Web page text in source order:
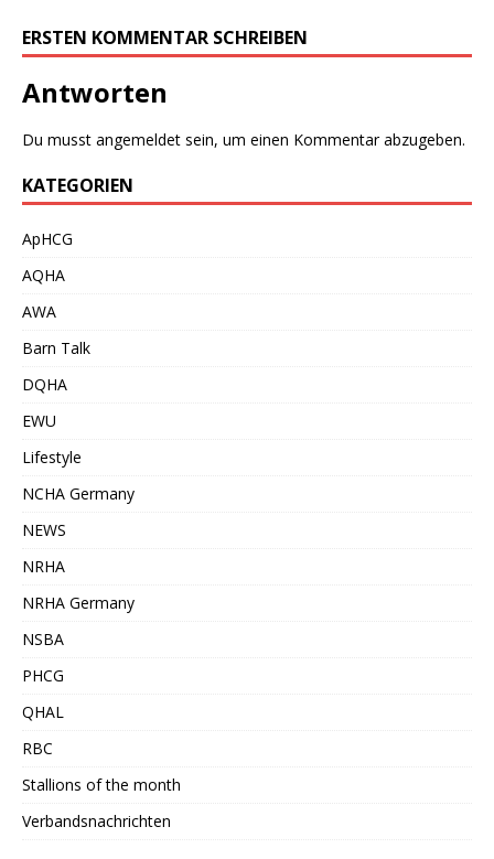
ERSTEN KOMMENTAR SCHREIBEN
Antworten
Du musst angemeldet sein, um einen Kommentar abzugeben.
KATEGORIEN
ApHCG
AQHA
AWA
Barn Talk
DQHA
EWU
Lifestyle
NCHA Germany
NEWS
NRHA
NRHA Germany
NSBA
PHCG
QHAL
RBC
Stallions of the month
Verbandsnachrichten